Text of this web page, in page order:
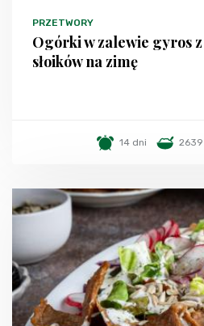
PRZETWORY
Ogórki w zalewie gyros
słoików na zimę
14 dni